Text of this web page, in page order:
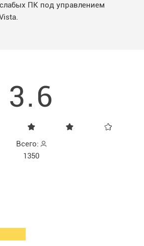
ПК под управлением
3.6
Всего:
1350